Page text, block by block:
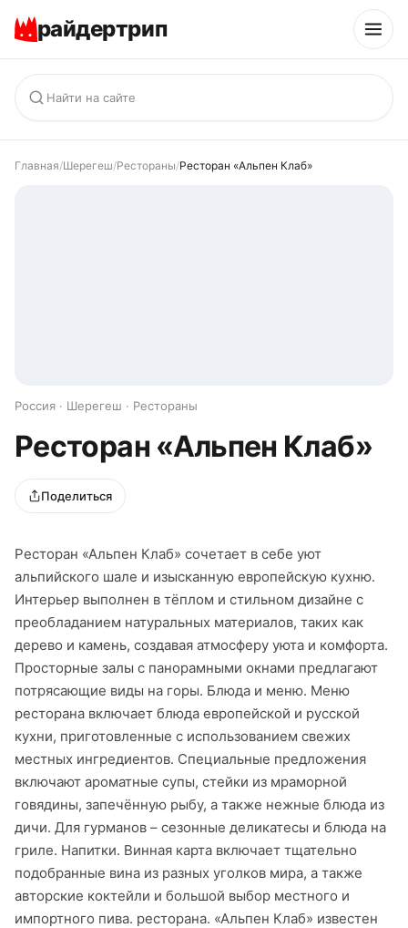
райдертрип
Главная/Шерегеш/Рестораны/Ресторан «Альпен Клаб»
Россия · Шерегеш · Рестораны
Ресторан «Альпен Клаб»
Поделиться
Ресторан «Альпен Клаб» сочетает в себе уют
альпийского шале и изысканную европейскую кухню.
Интерьер выполнен в тёплом и стильном дизайне с
преобладанием натуральных материалов, таких как
дерево и камень, создавая атмосферу уюта и комфорта.
Просторные залы с панорамными окнами предлагают
потрясающие виды на горы. Блюда и меню. Меню
ресторана включает блюда европейской и русской
кухни, приготовленные с использованием свежих
местных ингредиентов. Специальные предложения
включают ароматные супы, стейки из мраморной
говядины, запечённую рыбу, а также нежные блюда из
дичи. Для гурманов – сезонные деликатесы и блюда на
гриле. Напитки. Винная карта включает тщательно
подобранные вина из разных уголков мира, а также
авторские коктейли и большой выбор местного и
импортного пива. ресторана. «Альпен Клаб» известен